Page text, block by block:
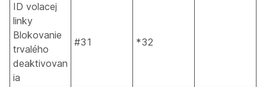
ID volacej
linky
Blokovanie
trvalého
deaktivovan
ia
#31 *32